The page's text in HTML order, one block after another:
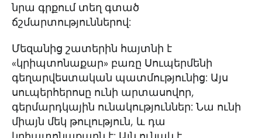
նրա գրքում տեղ գտած
ճշմարտություններով:
Մեզանից շատերին հայտնի է
«կրիպտոնաքար» բառը Սուպերմենի
գեղարվեստական պատմությունից: Այս
սուպերհերոսը ունի արտասովոր,
գերմարդկային ունակություններ: Նա ունի
միայն մեկ թուլություն, և դա